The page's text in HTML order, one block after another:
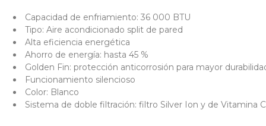
Capacidad de enfriamiento: 36 000 BTU
Tipo: Aire acondicionado split de pared
Alta eficiencia energética
Ahorro de energía: hasta 45 %
Golden Fin: protección anticorrosión para mayor
Funcionamiento silencioso
Color: Blanco
Sistema de doble filtración: filtro Silver Ion y de Vitamina C